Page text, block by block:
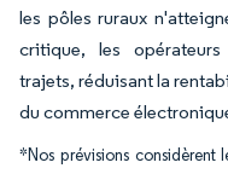
les pôles ruraux
critique, les
trajets, réduisant la
du commerce
*Nos prévisions considèrent